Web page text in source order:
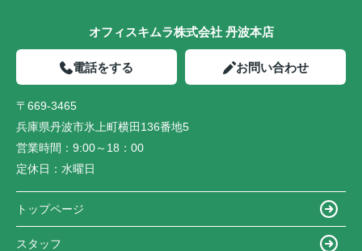
オフィスキムラ株式会社 丹波本店
電話をする お問い合わせ
〒669-3465
兵庫県丹波市氷上町横田136番地5
営業時間： 9:00～18：00
定休日： 水曜日
トップページ
スタッフ